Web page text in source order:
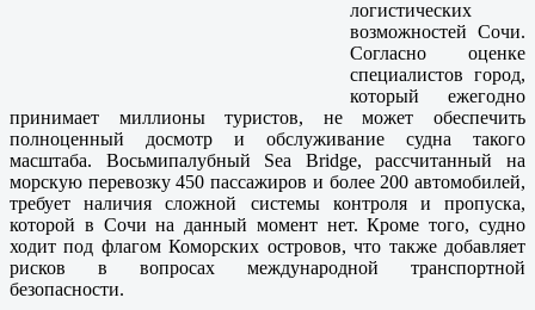
логистических
возможностей Сочи.
Согласно оценке
специалистов город,
который ежегодно
принимает миллионы туристов, не может обеспечить
полноценный досмотр и обслуживание судна такого
масштаба. Восьмипалубный Sea Bridge, рассчитанный на
морскую перевозку 450 пассажиров и более 200 автомобилей,
требует наличия сложной системы контроля и пропуска,
которой в Сочи на данный момент нет. Кроме того, судно
ходит под флагом Коморских островов, что также добавляет
рисков в вопросах международной транспортной
безопасности.